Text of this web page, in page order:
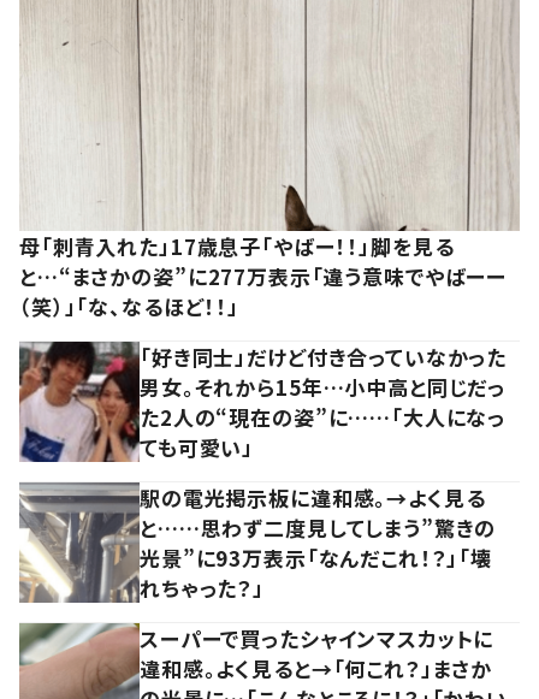
母「刺青入れた」17歳息子「やばー！！」脚を見る
と…“まさかの姿”に277万表示「違う意味でやばーー
（笑）」「な、なるほど！！」
「好き同士」だけど付き合っていなかった
男女。それから15年…小中高と同じだっ
た2人の“現在の姿”に……「大人になっ
ても可愛い」
駅の電光掲示板に違和感。→よく見る
と……思わず二度見してしまう”驚きの
光景”に93万表示「なんだこれ！？」「壊
れちゃった？」
スーパーで買ったシャインマスカットに
違和感。よく見ると→「何これ？」まさか